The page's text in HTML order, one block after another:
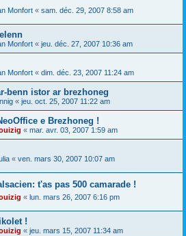
Monfort « sam. déc. 29, 2007 8:58 am
Monfort « jeu. déc. 27, 2007 10:36 am
Monfort « dim. déc. 23, 2007 11:24 am
benn istor ar brezhoneg
« jeu. oct. 25, 2007 11:22 am
e Brezhoneg !
« mar. avr. 03, 2007 1:59 am
« ven. mars 30, 2007 10:07 am
t'as pas 500 camarade !
« lun. mars 26, 2007 6:16 pm
!
« jeu. mars 15, 2007 11:34 am